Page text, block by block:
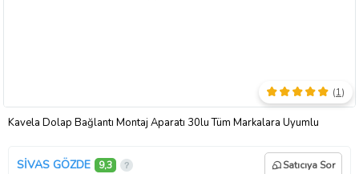
Kavela Dolap Bağlantı Montaj Aparatı 30lu Tüm Markalara Uyumlu
(1)
SİVAS GÖZDE 9,3 Satıcıya Sor